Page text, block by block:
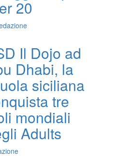
20
Il Dojo ad
Dhabi, la
siciliana
tre
mondiali
Adults